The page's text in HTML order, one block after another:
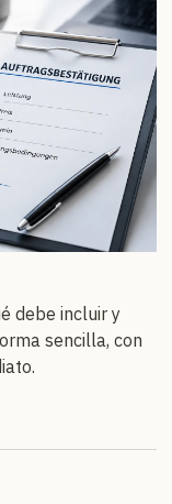
debe incluir y
sencilla, con